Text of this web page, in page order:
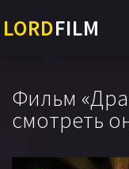
LORDFILM
Фильм
смотреть